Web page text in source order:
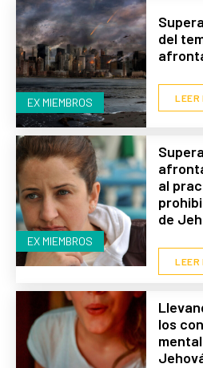
EX MIEMBROS
del
LEER
EX MIEMBROS
al
de
LEER
los